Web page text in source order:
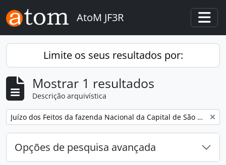
Skip to main content
AtoM JF3R
Limite os seus resultados por:
Mostrar 1 resultados
Descrição arquivística
Remove filter: Juízo dos Feitos da fazenda Nacional da Capital de São Paulo
Opções de pesquisa avançada